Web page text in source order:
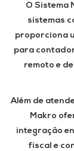
O Sistema
sistemas
proporciona
para
remoto e
Além de
Makro
integração
fiscal e